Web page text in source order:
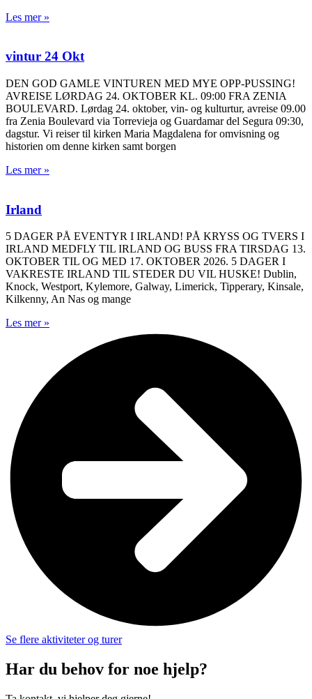
Les mer »
vintur 24 Okt
DEN GOD GAMLE VINTUREN MED MYE OPP-PUSSING!
AVREISE LØRDAG 24. OKTOBER KL. 09:00 FRA ZENIA
BOULEVARD. Lørdag 24. oktober, vin- og kulturtur, avreise 09.00
fra Zenia Boulevard via Torrevieja og Guardamar del Segura 09:30,
dagstur. Vi reiser til kirken Maria Magdalena for omvisning og
historien om denne kirken samt borgen
Les mer »
Irland
5 DAGER PÅ EVENTYR I IRLAND! PÅ KRYSS OG TVERS I
IRLAND MEDFLY TIL IRLAND OG BUSS FRA TIRSDAG 13.
OKTOBER TIL OG MED 17. OKTOBER 2026. 5 DAGER I
VAKRESTE IRLAND TIL STEDER DU VIL HUSKE! Dublin,
Knock, Westport, Kylemore, Galway, Limerick, Tipperary, Kinsale,
Kilkenny, An Nas og mange
Les mer »
Se flere aktiviteter og turer
Har du behov for noe hjelp?